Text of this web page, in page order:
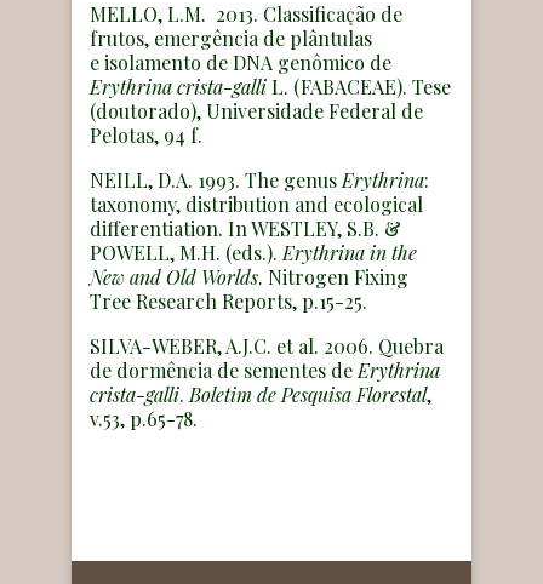
MELLO, L.M. 2013. Classificação de
frutos, emergência de plântulas
e isolamento de DNA genômico de
Erythrina crista-galliL. (FABACEAE). Tese
(doutorado), Universidade Federal de
Pelotas, 94 f.
NEILL, D.A. 1993. The genus Erythrina:
taxonomy, distribution and ecological
differentiation. In WESTLEY, S.B. &
POWELL, M.H. (eds.). Erythrinain the
New and Old Worlds. Nitrogen Fixing
Tree Research Reports, p.15-25.
SILVA-WEBER, A.J.C. et al. 2006. Quebra
de dormência de sementes de Erythrina
crista-galli. Boletim de Pesquisa Florestal,
v.53, p.65-78.